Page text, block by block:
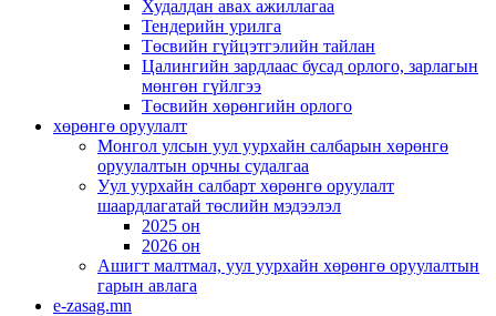
Худалдан авах ажиллагаа
Тендерийн урилга
Төсвийн гүйцэтгэлийн тайлан
Цалингийн зардлаас бусад орлого, зарлагын
мөнгөн гүйлгээ
Төсвийн хөрөнгийн орлого
хөрөнгө оруулалт
Монгол улсын уул уурхайн салбарын хөрөнгө
оруулалтын орчны судалгаа
Уул уурхайн салбарт хөрөнгө оруулалт
шаардлагатай төслийн мэдээлэл
2025 он
2026 он
Ашигт малтмал, уул уурхайн хөрөнгө оруулалтын
гарын авлага
e-zasag.mn